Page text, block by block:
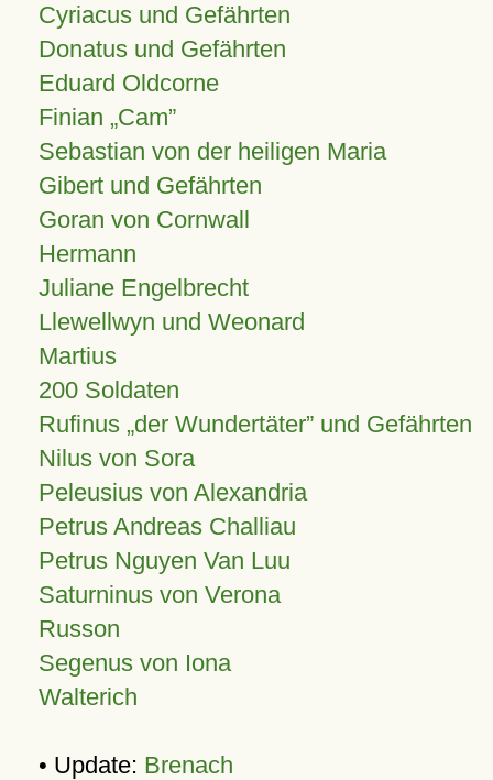
Cyriacus und Gefährten
Donatus und Gefährten
Eduard Oldcorne
Finian Cam
Sebastian von der heiligen Maria
Gibert und Gefährten
Goran von Cornwall
Hermann
Juliane Engelbrecht
Llewellwyn und Weonard
Martius
200 Soldaten
Rufinus „der Wundertäter” und Gefährten
Nilus von Sora
Peleusius von Alexandria
Petrus Andreas Challiau
Petrus Nguyen Van Luu
Saturninus von Verona
Russon
Segenus von Iona
Walterich
• Update: Brenach